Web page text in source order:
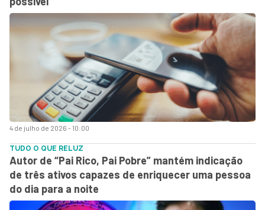
4 de julho de 2026 - 10:00
TUDO O QUE RELUZ
Autor de “Pai Rico, Pai Pobre” mantém indicação
de três ativos capazes de enriquecer uma pessoa
do dia para a noite